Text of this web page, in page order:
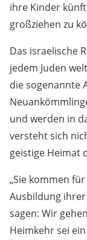
ihre Kinder
großziehen zu
Das israelische
jedem Juden
die sogenannte
und werden in
versteht sich
geistige Heimat
„Sie kommen
Ausbildung
sagen: Wir
Heimkehr sei